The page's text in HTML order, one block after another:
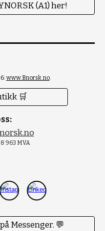
(A1) her!
www.Bnorsk.no.
🛒
963 MVA
Messenger. 💬